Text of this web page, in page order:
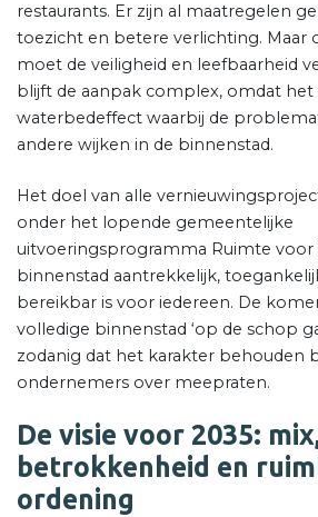
restaurants. Er zijn al maatregelen
toezicht en betere verlichting. Maar
moet de veiligheid en leefbaarheid
blijft de aanpak complex, omdat het
waterbedeffect waarbij de
andere wijken in de binnenstad.
Het doel van alle
onder het lopende gemeentelijke
uitvoeringsprogramma Ruimte voor
binnenstad aantrekkelijk,
bereikbar is voor iedereen. De
volledige binnenstad ‘op de schop
zodanig dat het karakter behouden
ondernemers over meepraten.
De visie voor 2035:
betrokkenheid en
ordening